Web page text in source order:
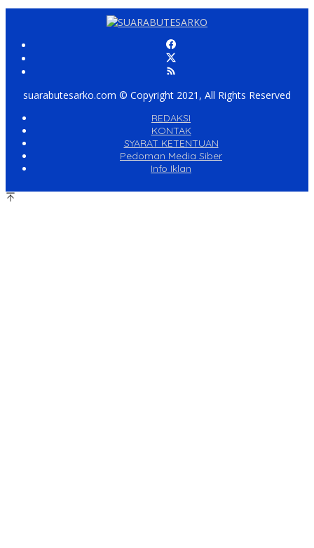
suarabutesarko.com © Copyright 2021, All Rights Reserved
REDAKSI
KONTAK
SYARAT KETENTUAN
Pedoman Media Siber
Info Iklan